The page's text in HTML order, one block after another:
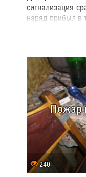
сигнализация
наряд прибыл в
Пожар
240